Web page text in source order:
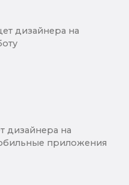
дизайнера на
дизайнера на
приложения